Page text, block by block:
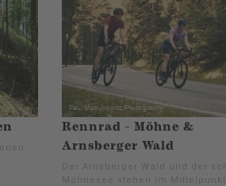
Rennrad - Möhne &
Arnsberger Wald
Der Arnsberger Wald und der
Möhnesee stehen im Mittelpunkt